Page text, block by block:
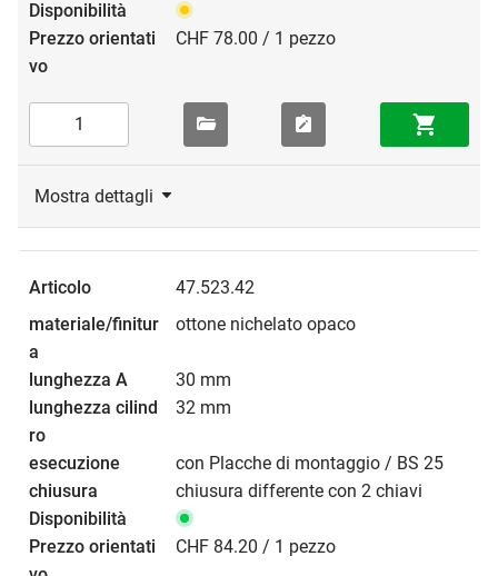
CHF 78.00 / 1 pezzo
Mostra dettagli
47.523.42
ottone nichelato opaco
30 mm
32 mm
con Placche di montaggio / BS 25
chiusura differente con 2 chiavi
CHF 84.20 / 1 pezzo